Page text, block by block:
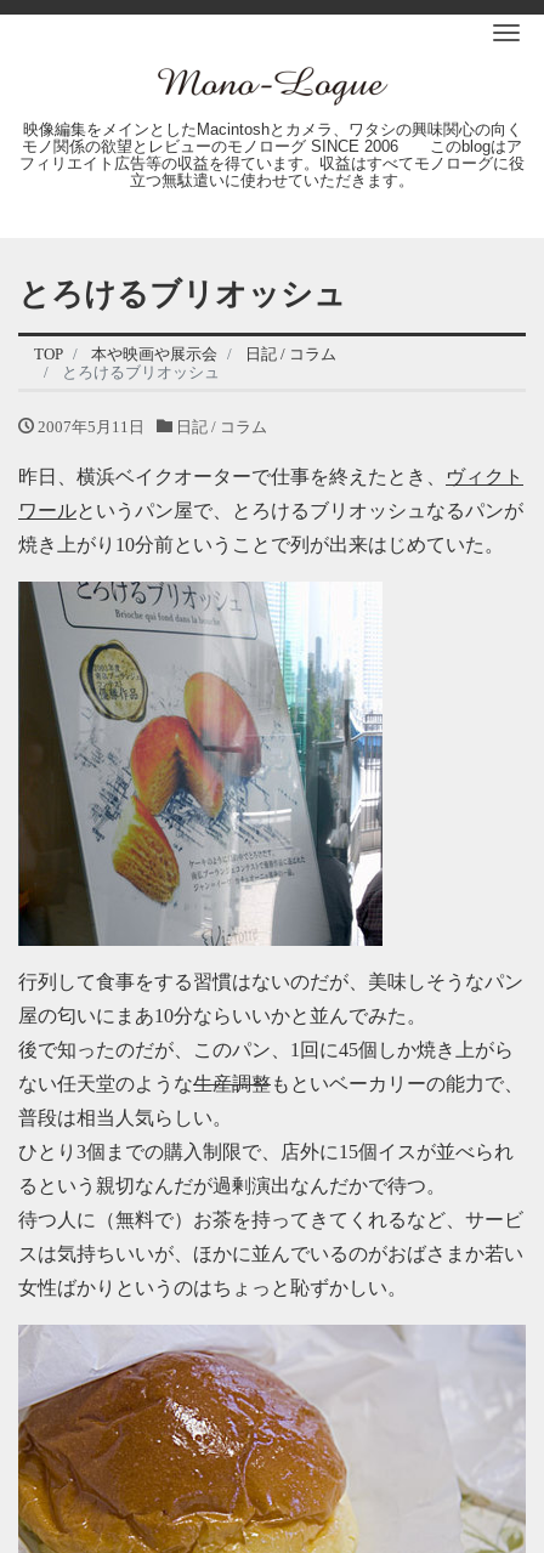
映像編集をメインとしたMacintoshとカメラ、ワタシの興味関心の向く
モノ関係の欲望とレビューのモノローグ SINCE 2006 このblogはア
フィリエイト広告等の収益を得ています。収益はすべてモノローグに役
立つ無駄遣いに使わせていただきます。
とろけるブリオッシュ
TOP 本や映画や展示会
日記 / コラム
とろけるブリオッシュ
2007年5月11日 日記 / コラム
昨日、横浜ベイクオーターで仕事を終えたとき、
ヴィクト
ワールというパン屋で、とろけるブリオッシュなるパンが
焼き上がり10分前ということで列が出来はじめていた。
行列して食事をする習慣はないのだが、美味しそうなパン
屋の匂いにまあ10分ならいいかと並んでみた。
後で知ったのだが、このパン、1回に45個しか焼き上がら
ない任天堂のような生産調整もといベーカリーの能力で、
普段は相当人気らしい。
ひとり3個までの購入制限で、店外に15個イスが並べられ
るという親切なんだが過剰演出なんだかで待つ。
待つ人に（無料で）お茶を持ってきてくれるなど、サービ
スは気持ちいいが、ほかに並んでいるのがおばさまか若い
女性ばかりというのはちょっと恥ずかしい。